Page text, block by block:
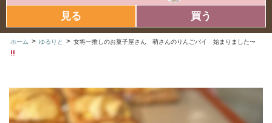
見る 買う
ホーム > ゆるりと > 女将一推しのお菓子屋さん 萌さんのりんごパイ 始まりました〜